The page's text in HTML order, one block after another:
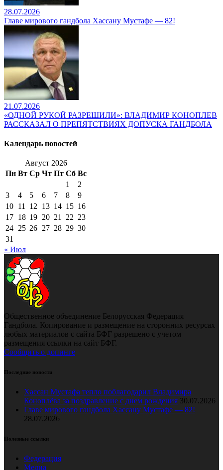
28.07.2026
Главе мирового гандбола Хассану Мустафе — 82!
21.07.2026
«ОДНОЙ РУКОЙ РАЗРЕШИЛИ»: ВЛАДИМИР КОНОПЛЕВ
РАССКАЗАЛ О ПРЕПЯТСТВИЯХ ДОПУСКА ГАНДБОЛА
Календарь новостей
Август 2026
Пн Вт Ср Чт Пт Сб Вс
1
2
3
4 5 6 7 8
9
10 11 12 13 14 15 16
17 18 19 20 21 22 23
24 25 26 27 28 29 30
31
« Июл
Общественное объединение Белорусская Федерация
Гандбола. Копирование и размещение на сторонних ресурсах
любых материалов с сайта БФГ разрешено с учетом
размещения ссылки на сайт БФГ.
Сообщить о допинге
Последние новости
Хассан Мустафа тепло поблагодарил Владимира
Коноплёва за поздравление с днем рождения 30.07.2026
Главе мирового гандбола Хассану Мустафе — 82!
28.07.2026
Полезные ссылки
Федерация
Медиа